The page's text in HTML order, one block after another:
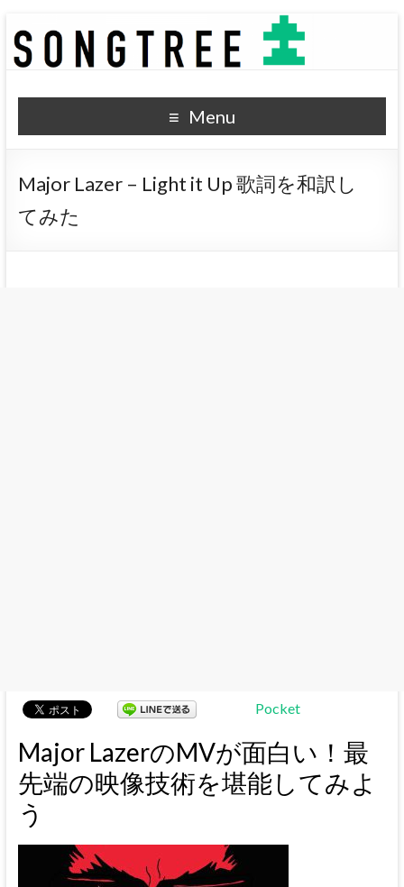
SONGTREE
洋楽歌詞の和訳なら
Menu
Major Lazer – Light it Up 歌詞を和訳し
てみた
Pocket
Major LazerのMVが面白い！最
先端の映像技術を堪能してみよ
う